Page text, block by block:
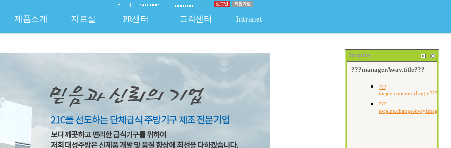
제품소개 자료실 PR센터 고객센터 Intranet
CEO 인사말 연혁 채용안내 찾아오시는 길
신제품 조달청 등록제품 비조달 품목 주방기물류
기술자료 홍보자료
납품실적 공지사항 납품공사사진
품질보증 System 온라인문의 불펀사항 신고 자유게시판
자유게시판
Tocplus